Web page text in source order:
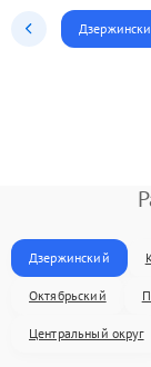
Дзержинский
Октябрьский
Центральный округ